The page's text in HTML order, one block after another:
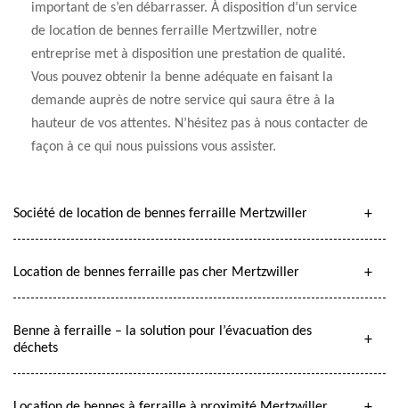
important de s’en débarrasser. À disposition d’un service
de location de bennes ferraille Mertzwiller, notre
entreprise met à disposition une prestation de qualité.
Vous pouvez obtenir la benne adéquate en faisant la
demande auprès de notre service qui saura être à la
hauteur de vos attentes. N’hésitez pas à nous contacter de
façon à ce qui nous puissions vous assister.
Société de location de bennes ferraille Mertzwiller
Location de bennes ferraille pas cher Mertzwiller
Benne à ferraille – la solution pour l’évacuation des
déchets